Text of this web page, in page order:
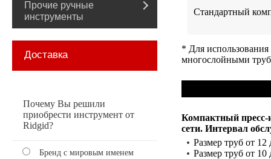
Прочие ручные
инструменты
Доставка
Почему Вы решили
приобрести инструмент от
Ridgid?
Бренд с мировым именем
Стандартный
* Для
многослойными
Компактный пресс-
сети. Интервал
Размер труб от
Размер труб от